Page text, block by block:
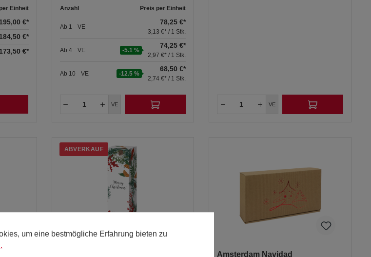
Einheit
195,00 €*
184,50 €*
173,50 €*
Anzahl Preis per Einheit
Ab 1 VE
78,25 €*
3,13 €* / 1 Stk.
Ab 4 VE -5.1 %
74,25 €*
2,97 €* / 1 Stk.
Ab 10 VE -12.5 %
68,50 €*
2,74 €* / 1 Stk.
VE VE
ABVERKAUF
Amsterdam Navidad
um eine bestmögliche Erfahrung bieten zu